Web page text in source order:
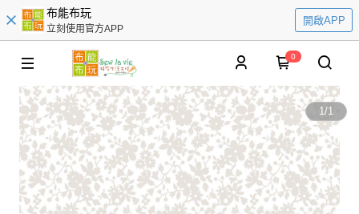
布能布玩
立刻使用官方APP
開啟APP
0
1/1